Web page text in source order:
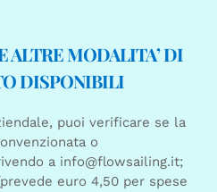
ALTRE MODALITA’ DI
DISPONIBILI
puoi verificare se la
o
a info@flowsailing.it;
euro 4,50 per spese